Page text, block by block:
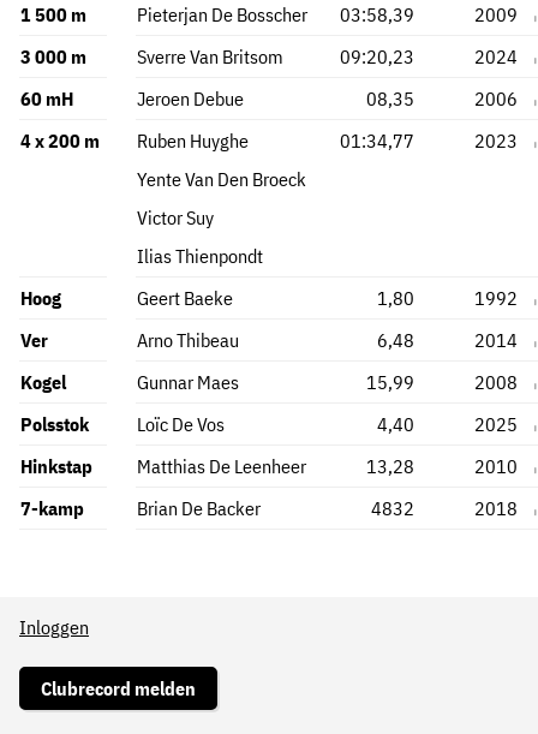
1 500 m
Pieterjan De Bosscher 03:58,39
2009
3 000 m
Sverre Van Britsom 09:20,23
2024
60 mH
Jeroen Debue 08,35
2006
4 x 200 m
Ruben Huyghe
Yente Van Den Broeck
Victor Suy
Ilias Thienpondt
01:34,77 2023
Hoog Geert Baeke 1,80
1992
Ver
Arno Thibeau 6,48
2014
Kogel
Gunnar Maes 15,99
2008
Polsstok
Loïc De Vos 4,40
2025
Hinkstap
Matthias De Leenheer 13,28
2010
7-kamp
Brian De Backer 4832 2018
Inloggen
Clubrecord melden